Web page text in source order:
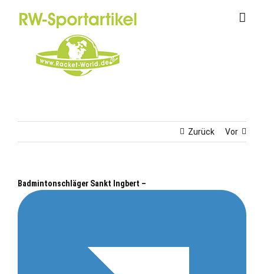
Zurück Vor
Badmintonschläger Sankt Ingbert –